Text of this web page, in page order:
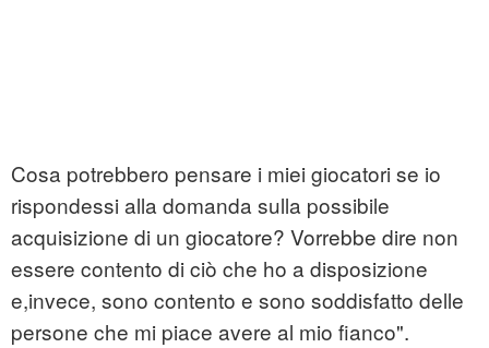
Cosa potrebbero pensare i miei giocatori se io
rispondessi alla domanda sulla possibile
acquisizione di un giocatore? Vorrebbe dire non
essere contento di ciò che ho a disposizione
e,invece, sono contento e sono soddisfatto delle
persone che mi piace avere al mio fianco".